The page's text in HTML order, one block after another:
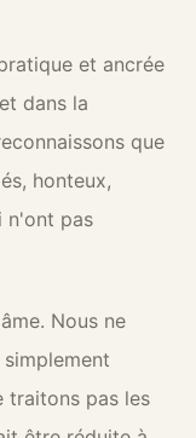
et ancrée
dans la
que
honteux,
n'ont pas
Nous ne
traitons pas les